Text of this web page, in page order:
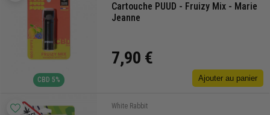
CBD 5%
Cartouche PUUD - Fruizy Mix - Marie
Jeanne
7,90 €
Ajouter au panier
White Rabbit